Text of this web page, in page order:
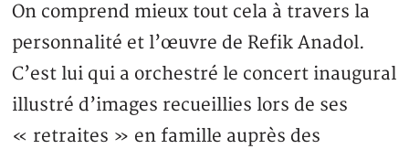
On comprend mieux tout cela à travers la
personnalité et l’œuvre de Refik Anadol.
C’est lui qui a orchestré le concert inaugural
illustré d’images recueillies lors de ses
« retraites » en famille auprès des